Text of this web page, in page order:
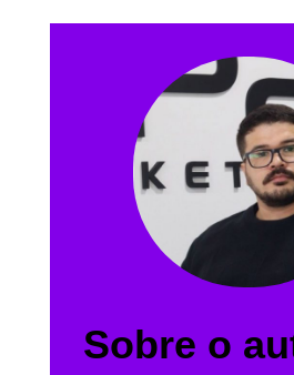
Sobre o